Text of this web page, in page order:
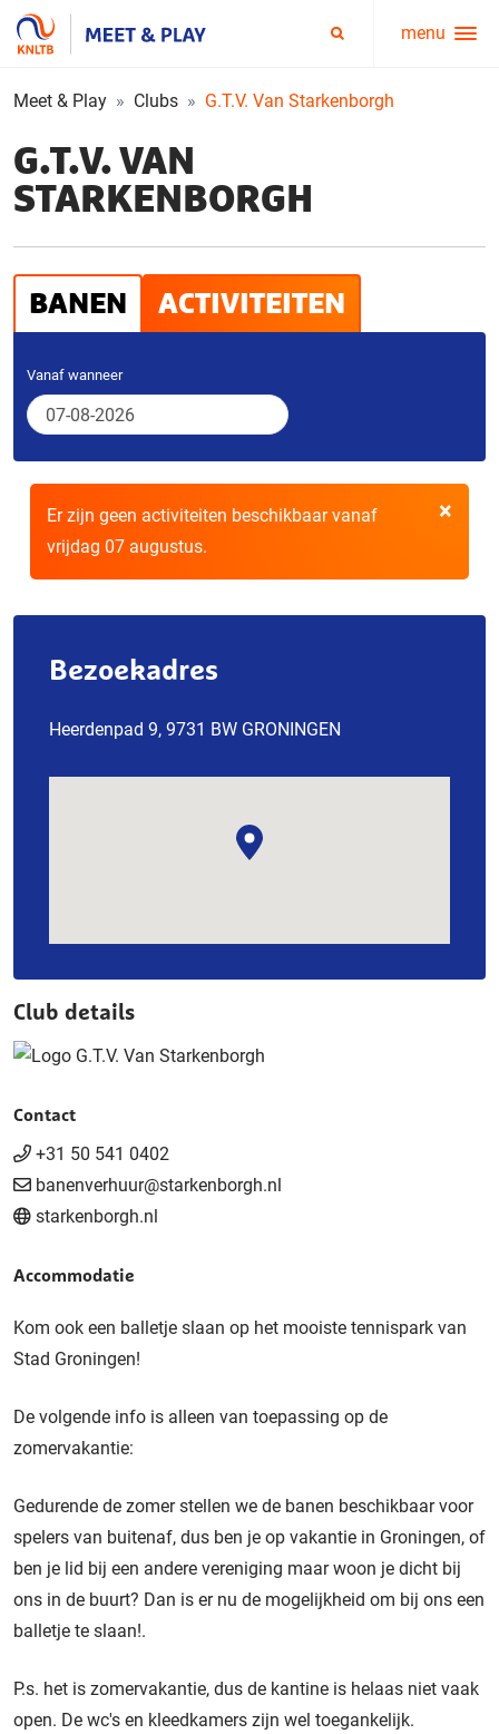
Service
menu
menu
Meet & Play Clubs G.T.V. Van Starkenborgh
G.T.V. VAN
STARKENBORGH
BANEN ACTIVITEITEN
Vanaf wanneer
×
Er zijn geen activiteiten beschikbaar vanaf
vrijdag 07 augustus.
Bezoekadres
Heerdenpad 9, 9731 BW GRONINGEN
Club details
Contact
+31 50 541 0402
banenverhuur@starkenborgh.nl
starkenborgh.nl
Accommodatie
Kom ook een balletje slaan op het mooiste tennispark van
Stad Groningen!
De volgende info is alleen van toepassing op de
zomervakantie:
Gedurende de zomer stellen we de banen beschikbaar voor
spelers van buitenaf, dus ben je op vakantie in Groningen, of
ben je lid bij een andere vereniging maar woon je dicht bij
ons in de buurt? Dan is er nu de mogelijkheid om bij ons een
balletje te slaan!.
P.s. het is zomervakantie, dus de kantine is helaas niet vaak
open. De wc's en kleedkamers zijn wel toegankelijk.